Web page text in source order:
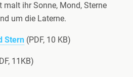
ihr Sonne, Mond, Sterne
um die Laterne.
Stern (PDF, 10 KB)
11KB)